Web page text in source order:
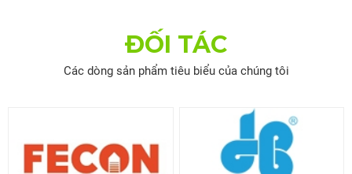
ĐỐI TÁC
Các dòng sản phẩm tiêu biểu của chúng tôi